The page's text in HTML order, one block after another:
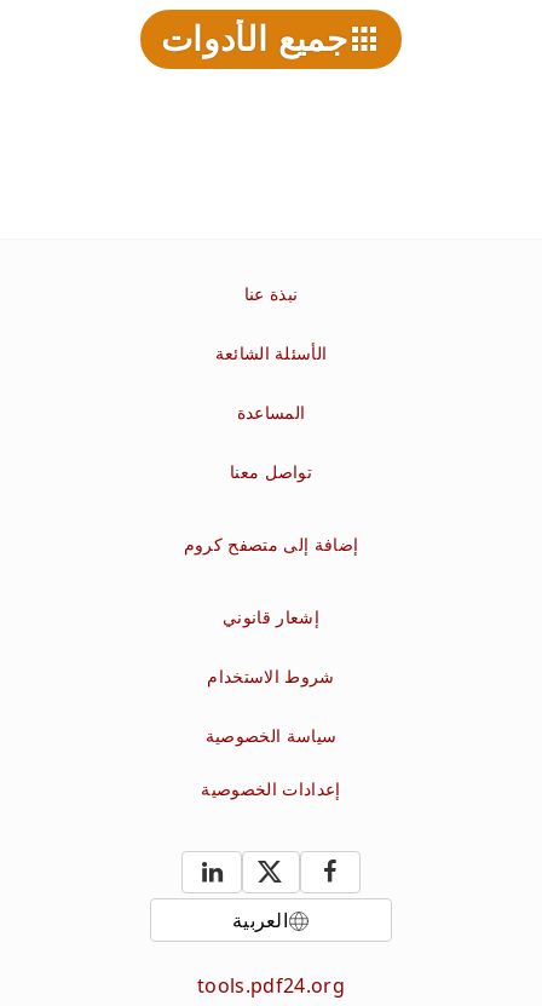
جميع الأدوات
نبذة عنا
الأسئلة الشائعة
المساعدة
تواصل معنا
إضافة إلى متصفح كروم
إشعار قانوني
شروط الاستخدام
سياسة الخصوصية
إعدادات الخصوصية
العربية
tools.pdf24.org